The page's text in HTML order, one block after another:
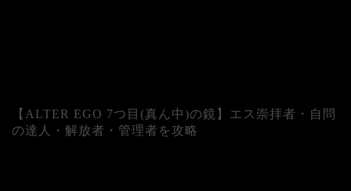
【ALTER EGO 7つ目(真ん中)の鏡】エス崇拝者・自問
の達人・解放者・管理者を攻略